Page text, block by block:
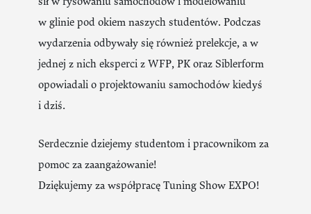
w glinie pod okiem naszych studentów. Podczas
wydarzenia odbywały się również prelekcje, a w
jednej z nich eksperci z WFP, PK oraz Siblerform
opowiadali o projektowaniu samochodów kiedyś
i dziś.
Serdecznie dziejemy studentom i pracownikom za
pomoc za zaangażowanie!
Dziękujemy za współpracę Tuning Show EXPO!